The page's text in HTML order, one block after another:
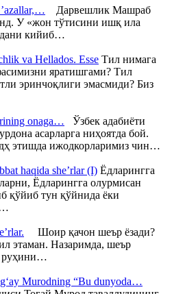
Дарвешлик Машраб
У «жон тўтисини ишқ ила
кийиб…
va Hellados. Esse Тил нимага
яратишгами? Тил
эринчоқлиги эмасмиди? Биз
onaga… Ўзбек адабиёти
асарларга ниҳоятда бой.
этишда ижодкорларимиз чин…
haqida she’rlar (I) Ёдларингга
Ёдларингга олурмисан
қўйиб тун қўйнида ёки
Шоир қачон шеър ёзади?
этаман. Назаримда, шеър
руҳини…
Murodning “Bu dunyoda…